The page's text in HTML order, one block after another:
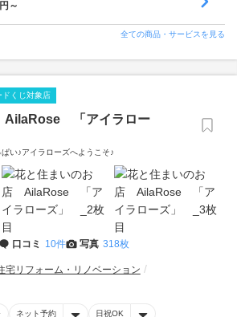
～
全ての商品・サービスを見る
ドくじ対象店
AilaRose 「アイラロー
い♪アイラローズへようこそ♪
口コミ 10件 写真 318枚
宅リフォーム・リノベーション
ネット予約 日祝OK